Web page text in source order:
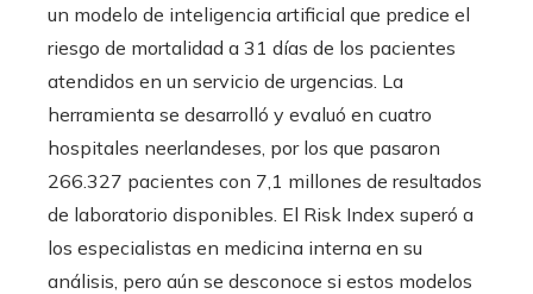
un modelo de inteligencia artificial que predice el
riesgo de mortalidad a 31 días de los pacientes
atendidos en un servicio de urgencias. La
herramienta se desarrolló y evaluó en cuatro
hospitales neerlandeses, por los que pasaron
266.327 pacientes con 7,1 millones de resultados
de laboratorio disponibles. El Risk Index superó a
los especialistas en medicina interna en su
análisis, pero aún se desconoce si estos modelos